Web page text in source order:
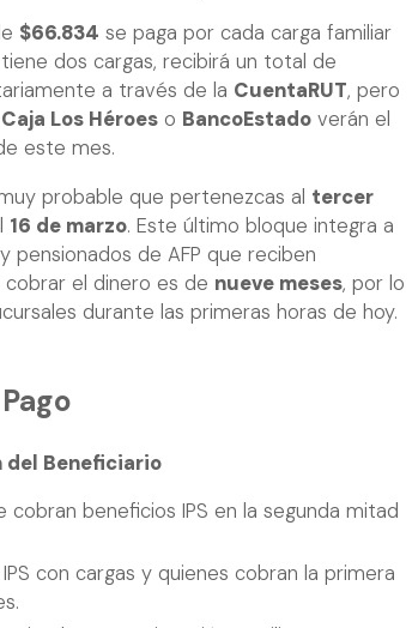
$66.834 se paga por cada carga familiar
dos cargas, recibirá un total de
a través de la CuentaRUT, pero
Caja Los Héroes o BancoEstado verán el
este mes.
probable que pertenezcas al tercer
16 de marzo. Este último bloque integra a
pensionados de AFP que reciben
cobrar el dinero es de nueve meses, por lo
durante las primeras horas de hoy.
del Beneficiario
cobran beneficios IPS en la segunda mitad
con cargas y quienes cobran la primera